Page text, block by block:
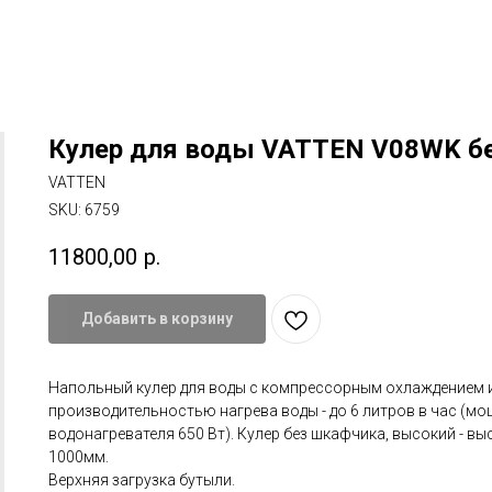
Кулер для воды VATTEN V08WK
VATTEN
SKU: 6759
11800,00 р.
Добавить в корзину
Напольный кулер для воды с компрессорным охлаждением
производительностью нагрева воды - до 6 литров в час
водонагревателя 650 Вт). Кулер без шкафчика, высокий -
1000мм.
Верхняя загрузка бутыли.